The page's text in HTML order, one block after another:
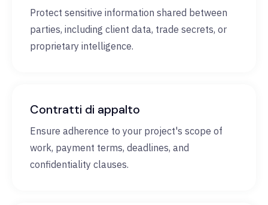
Protect sensitive information shared between
parties, including client data, trade secrets, or
proprietary intelligence.
Contratti di appalto
Ensure adherence to your project's scope of
work, payment terms, deadlines, and
confidentiality clauses.